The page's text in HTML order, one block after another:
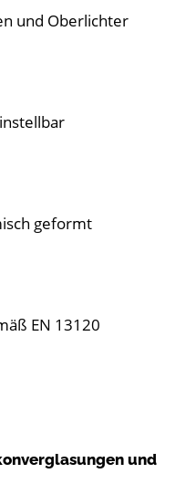
und Oberlichter
geformt
EN 13120
und